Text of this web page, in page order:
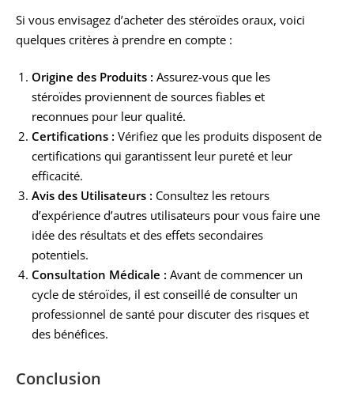
Si vous envisagez d’acheter des stéroïdes oraux, voici
quelques critères à prendre en compte :
Origine des Produits : Assurez-vous que les
stéroïdes proviennent de sources fiables et
reconnues pour leur qualité.
Certifications : Vérifiez que les produits disposent de
certifications qui garantissent leur pureté et leur
efficacité.
Avis des Utilisateurs : Consultez les retours
d’expérience d’autres utilisateurs pour vous faire une
idée des résultats et des effets secondaires
potentiels.
Consultation Médicale : Avant de commencer un
cycle de stéroïdes, il est conseillé de consulter un
professionnel de santé pour discuter des risques et
des bénéfices.
Conclusion